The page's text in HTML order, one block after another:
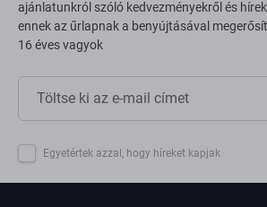
ajánlatunkról szóló kedvezményekről és
ennek az űrlapnak a benyújtásával
16 éves vagyok
Egyetértek azzal, hogy híreket kapjak